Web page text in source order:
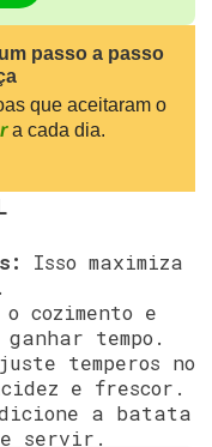
um passo a passo
que aceitaram o
a cada dia.
Isso maximiza
cozimento e
tempo.
temperos no
e frescor.
a batata
servir.